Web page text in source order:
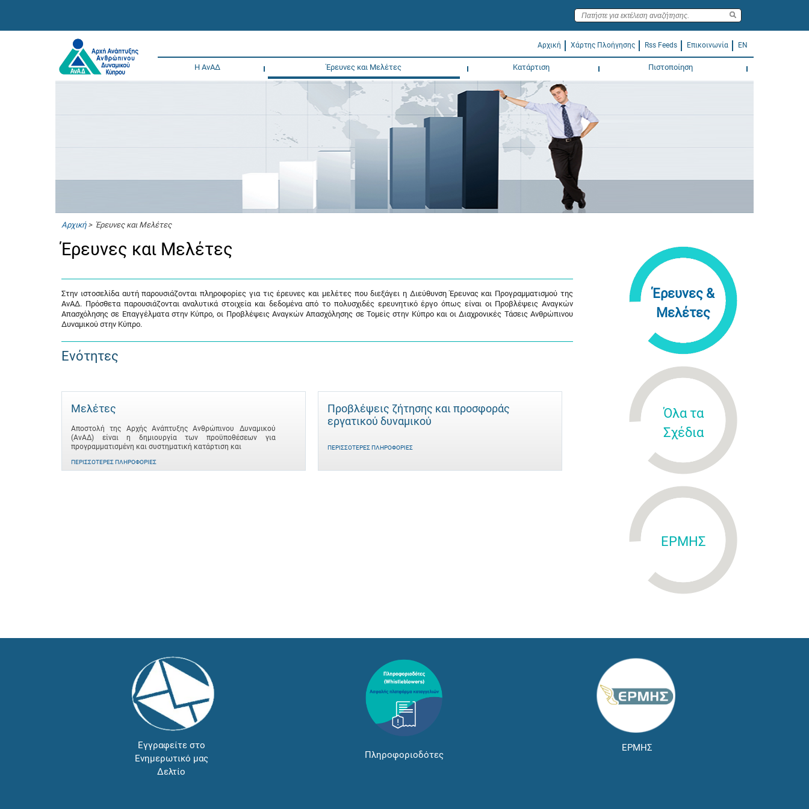
Αρχική Χάρτης Πλοήγησης Rss Feeds Επικοινωνία EN
Η ΑνΑΔ Έρευνες και Μελέτες Κατάρτιση Πιστοποίηση
Αρχική> Έρευνες και Μελέτες
Έρευνες και Μελέτες
Στην ιστοσελίδα αυτή παρουσιάζονται πληροφορίες για τις έρευνες και μελέτες που διεξάγει η Διεύθυνση Έρευνας και Προγραμματισμού της
ΑνΑΔ. Πρόσθετα παρουσιάζονται αναλυτικά στοιχεία και δεδομένα από το πολυσχιδές ερευνητικό έργο όπως είναι οι Προβλέψεις Αναγκών
Απασχόλησης σε Επαγγέλματα στην Κύπρο, οι Προβλέψεις Αναγκών Απασχόλησης σε Τομείς στην Κύπρο και οι Διαχρονικές Τάσεις Ανθρώπινου
Δυναμικού στην Κύπρο.
Ενότητες
Μελέτες
Αποστολή της Αρχής Ανάπτυξης Ανθρώπινου Δυναμικού
(ΑνΑΔ) είναι η δημιουργία των προϋποθέσεων για
προγραμματισμένη και συστηματική κατάρτιση και
ΠΕΡΙΣΣΌΤΕΡΕΣ ΠΛΗΡΟΦΟΡΊΕΣ
Προβλέψεις ζήτησης και προσφοράς
εργατικού δυναμικού
ΠΕΡΙΣΣΌΤΕΡΕΣ ΠΛΗΡΟΦΟΡΊΕΣ
Έρευνες &
Μελέτες
Όλα τα
Σχέδια
ΕΡΜΗΣ
Εγγραφείτε στο
Ενημερωτικό μας
Δελτίο
Πληροφοριοδότες
ΕΡΜΗΣ